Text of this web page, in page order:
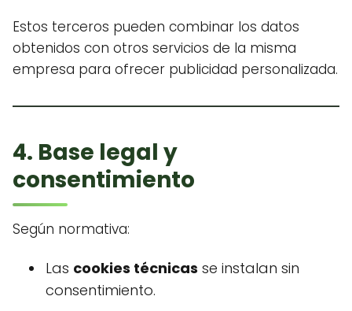
Estos terceros pueden combinar los datos
obtenidos con otros servicios de la misma
empresa para ofrecer publicidad personalizada.
4. Base legal y
consentimiento
Según normativa:
Las cookies técnicas se instalan sin
consentimiento.